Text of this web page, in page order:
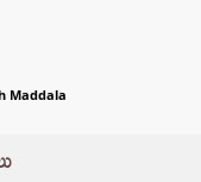
Maddala